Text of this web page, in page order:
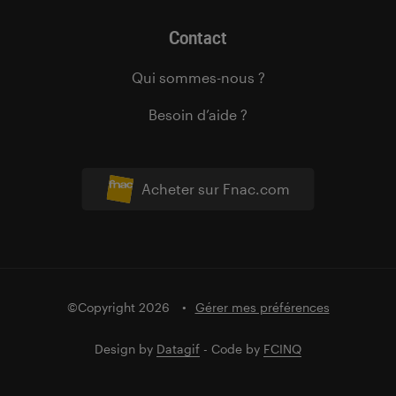
Acheter sur Fnac.com
Contact
Qui sommes-nous ?
Besoin d’aide ?
©Copyright 2026 Gérer mes préférences
Design by Datagif - Code by FCINQ